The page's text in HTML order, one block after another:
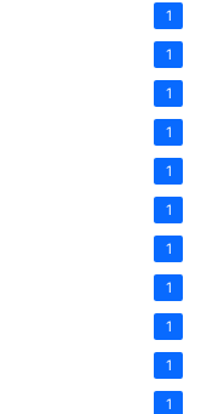
1
1
1
1
1
1
1
1
1
1
1